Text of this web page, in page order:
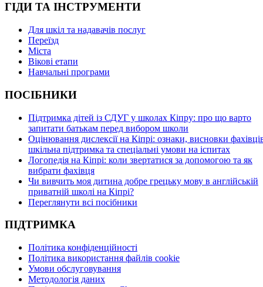
ГІДИ ТА ІНСТРУМЕНТИ
Для шкіл та надавачів послуг
Переїзд
Міста
Вікові етапи
Навчальні програми
ПОСІБНИКИ
Підтримка дітей із СДУГ у школах Кіпру: про що варто
запитати батькам перед вибором школи
Оцінювання дислексії на Кіпрі: ознаки, висновки
шкільна підтримка та спеціальні умови на іспитах
Логопедія на Кіпрі: коли звертатися за допомогою та як
вибрати фахівця
Чи вивчить моя дитина добре грецьку мову в англійській
приватній школі на Кіпрі?
Переглянути всі посібники
ПІДТРИМКА
Політика конфіденційності
Політика використання файлів cookie
Умови обслуговування
Методологія даних